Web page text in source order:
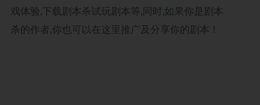
戏体验,下载剧本杀试玩剧本等,同时,如果你是剧本
杀的作者,你也可以在这里推广及分享你的剧本！